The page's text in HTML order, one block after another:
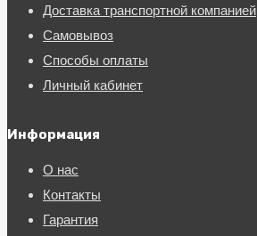
Доставка транспортной компанией
Самовывоз
Способы оплаты
Личный кабинет
Информация
О нас
Контакты
Гарантия